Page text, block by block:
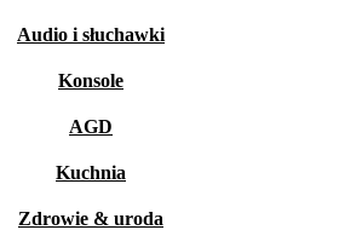
Audio i słuchawki
Konsole
AGD
Kuchnia
Zdrowie & uroda